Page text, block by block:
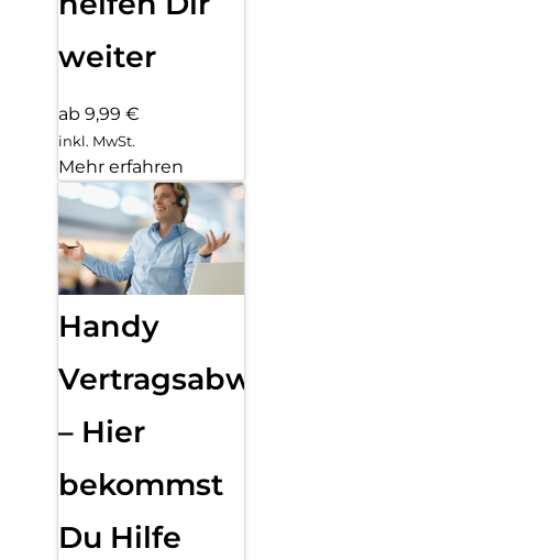
weiter
ab 9,99 €
inkl. MwSt.
Mehr erfahren
Handy
Vertragsabwicklung
– Hier
bekommst
Du Hilfe